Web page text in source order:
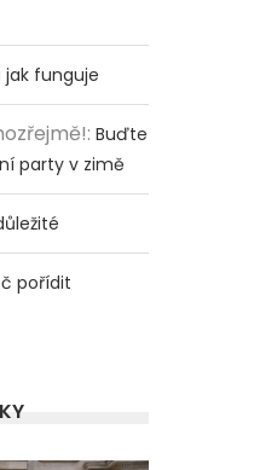
jak funguje
: Buďte
party v zimě
pořídit